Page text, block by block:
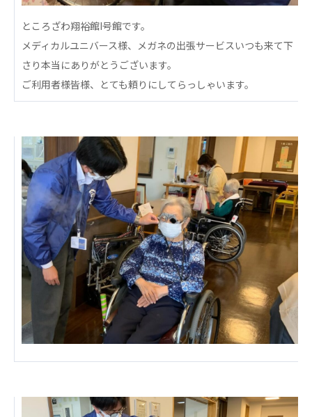
爽やかな風九州
七星
社会福祉法人 心の会
心の会
医療法人社団 美翔会
聖心美容クリニック
S-Labo（渋谷院）
医療法人社団 デンタルケアコミュニティ
フォレストデンタルクリニック
医療法人 共生会
松園病院介護医療院
松園第二病院
複合ケアセンターまつぞの
こうのすナーシングホーム共生園
ところざわ翔裕館I号館です。
メディカルユニバース様、メガネの出張サービスいつも来て下
さり本当にありがとうございます。
ご利用者様皆様、とても頼りにしてらっしゃいます。